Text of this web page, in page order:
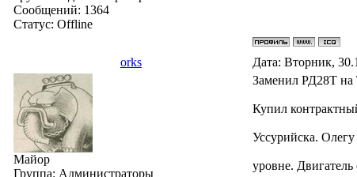
Сообщений: 1364
Статус: Offline
orks Дата: Вторник,
Майор
Группа: Администраторы
Заменил РД28Т на
Купил
Уссурийска.
уровне.